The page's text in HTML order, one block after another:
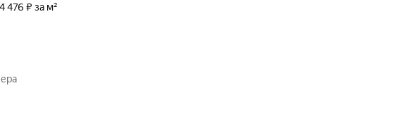
476 ₽ за м²